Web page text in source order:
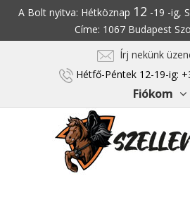
A Bolt nyitva: Hétköznap 12 -19 -ig,
Címe: 1067 Budapest
Írj nekünk
Hétfő-Péntek 12-19-ig:
Fiókom